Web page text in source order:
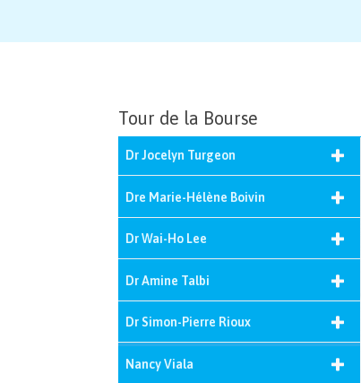
Tour de la Bourse
Dr Jocelyn Turgeon
Dre Marie-Hélène Boivin
chiropraticienne D.C.
Dr Wai-Ho Lee
Dr Amine Talbi
chiropraticien D.C.
Dr Simon-Pierre Rioux
Nancy Viala